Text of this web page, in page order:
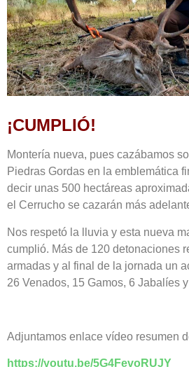
¡CUMPLIÓ!
Montería nueva, pues cazábamos
Piedras Gordas en la emblemática
decir unas 500 hectáreas
el Cerrucho se cazarán más
Nos respetó la lluvia y esta nueva
cumplió. Más de 120 detonaciones
armadas y al final de la jornada un
26 Venados, 15 Gamos, 6 Jabalíes
Adjuntamos enlace vídeo resumen
https://youtu.be/5G4FevoRUJY